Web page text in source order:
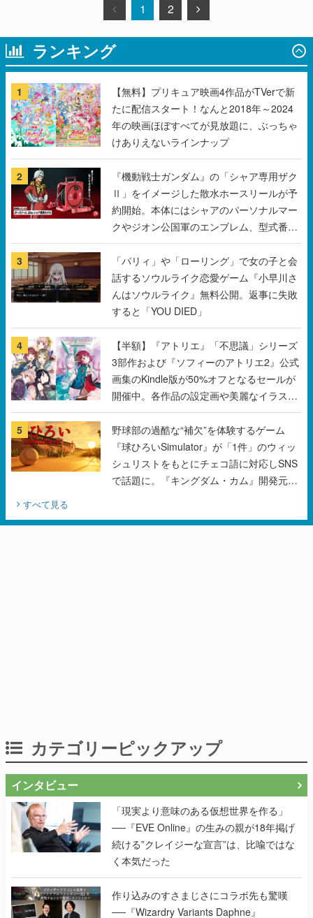
1 2
ランキング
1
【無料】プリキュア映画4作品がTVerで新
たに配信スタート！なんと2018年～2024
年の映画ほぼすべてが見放題に、ぶっちゃ
けありえないラインナップ
2
『機動戦士ガンダム』の「シャア専用ザク
Ⅱ」をイメージした散水ホースリールが予
約開始。本体にはシャアのパーソナルマー
クやジオン公国軍のエンブレム、型式番号
などを配置
3
「パリィ」や「ローリング」で女の子と会
話するソウルライク恋愛ゲーム『小早川さ
んはソウルライク』無料公開。返事に失敗
すると「YOU DIED」
4
【半額】『アトリエ』「不思議」シリーズ
3部作および『ソフィーのアトリエ2』公式
画集のKindle版が50%オフとなるセールが
開催中。各作品の設定画や美麗なイラスト
の数々をふんだんに収録
5
野球部の過酷な“補欠”を体験するゲーム
『球ひろいSimulator』が「1件」のウィッ
シュリストをもとにチェコ語に対応しSNS
で話題に。『キングダム・カム』開発元や
すべて見る
カテゴリーピックアップ
インタビュー
「現実より意味のある仮想世界を作る」
──『EVE Online』の生みの親が18年掲げ
続ける”クレイジーな宣言”は、比喩ではな
く本気だった
作り込みのすさまじさにコラボ先も驚嘆
──『Wizardry Variants Daphne』